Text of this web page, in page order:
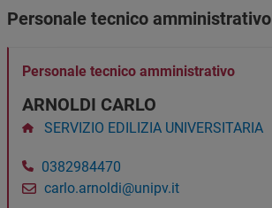
Personale tecnico amministrativo
Personale tecnico amministrativo
ARNOLDI CARLO
SERVIZIO EDILIZIA UNIVERSITARIA
0382984470
carlo.arnoldi@unipv.it